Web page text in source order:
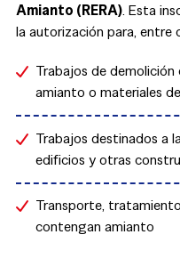
Amianto (RERA). Esta
la autorización para, entre
Trabajos de
amianto o materiales
Trabajos destinados a
edificios y otras
Transporte,
contengan amianto